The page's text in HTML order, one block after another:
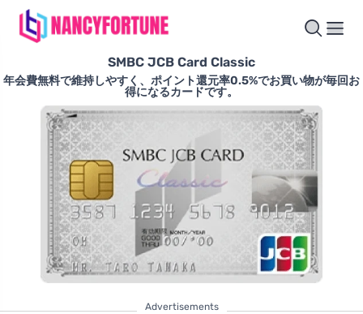
SMBC JCB Card Classic
年会費無料で維持しやすく、ポイント還元率0.5%でお買い物が毎回お
得になるカードです。
Advertisements